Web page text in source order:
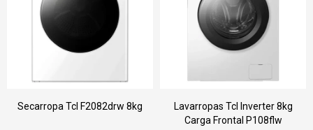
Secarropa Tcl F2082drw 8kg
Lavarropas Tcl Inverter 8kg
Carga Frontal P108flw